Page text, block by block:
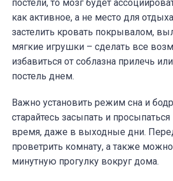
постели, то мозг будет
как активное, а не место для
застелить кровать покрывалом,
мягкие игрушки – сделать все
избавиться от соблазна прилечь
постель днем.
Важно установить режим сна и
старайтесь засыпать и
время, даже в выходные дни.
проветрить комнату, а также
минутную прогулку вокруг дома.